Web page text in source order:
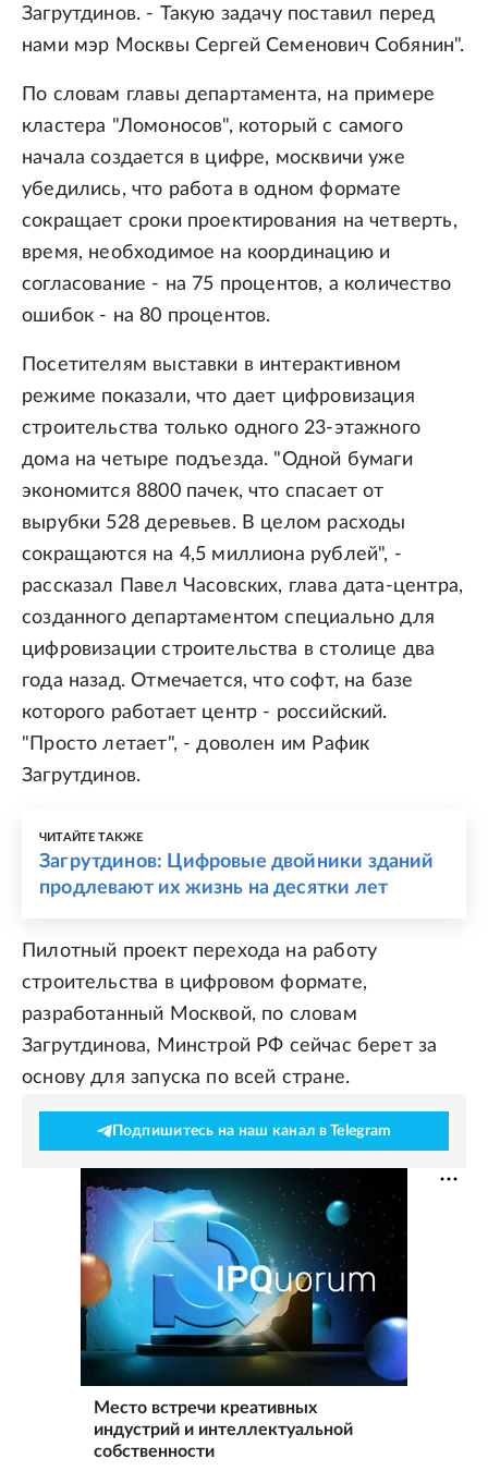
Загрутдинов. - Такую задачу поставил перед
нами мэр Москвы Сергей Семенович Собянин".
По словам главы департамента, на примере
кластера "Ломоносов", который с самого
начала создается в цифре, москвичи уже
убедились, что работа в одном формате
сокращает сроки проектирования на четверть,
время, необходимое на координацию и
согласование - на 75 процентов, а количество
ошибок - на 80 процентов.
Посетителям выставки в интерактивном
режиме показали, что дает цифровизация
строительства только одного 23-этажного
дома на четыре подъезда. "Одной бумаги
экономится 8800 пачек, что спасает от
вырубки 528 деревьев. В целом расходы
сокращаются на 4,5 миллиона рублей", -
рассказал Павел Часовских, глава дата-центра,
созданного департаментом специально для
цифровизации строительства в столице два
года назад. Отмечается, что софт, на базе
которого работает центр - российский.
"Просто летает", - доволен им Рафик
Загрутдинов.
ЧИТАЙТЕ ТАКЖЕ
Загрутдинов: Цифровые двойники зданий
продлевают их жизнь на десятки лет
Пилотный проект перехода на работу
строительства в цифровом формате,
разработанный Москвой, по словам
Загрутдинова, Минстрой РФ сейчас берет за
основу для запуска по всей стране.
Подпишитесь на наш канал в Telegram
Место встречи креативных
индустрий и интеллектуальной
собственности